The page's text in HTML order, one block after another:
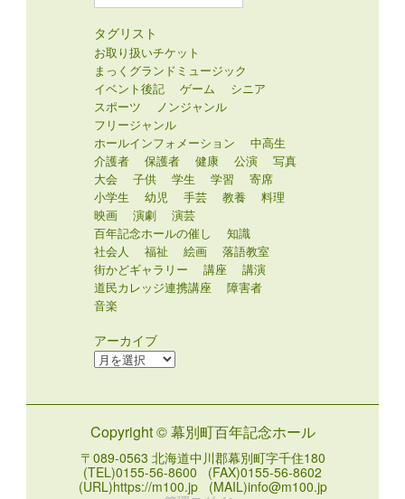
タグリスト
お取り扱いチケット
まっくグランドミュージック
イベント後記
ゲーム
シニア
スポーツ
ノンジャンル
フリージャンル
ホールインフォメーション
中高生
介護者
保護者 健康 公演
写真
大会
子供 学生 学習
寄席
小学生
幼児 手芸 教養
料理
映画
演劇
演芸
百年記念ホールの催し
知識
社会人
福祉 絵画
落語教室
街かどギャラリー
講座
講演
道民カレッジ連携講座
障害者
音楽
アーカイブ
ア
ブ
Copyright © 幕別町百年記念ホール
〒089-0563 北海道中川郡幕別町字千住180
(TEL)0155-56-8600 (FAX)0155-56-8602
(URL)https://m100.jp (MAIL)info@m100.jp